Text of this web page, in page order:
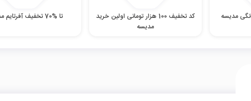
کد تخفیف 100 هزار تومانی اولین خرید
مدیسه
تا %70 تخفیف آفرتایم مدیسه